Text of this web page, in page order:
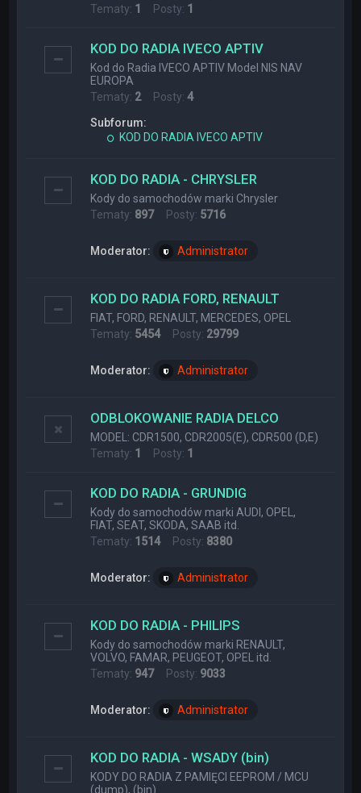
Tematy: 1 Posty: 1
KOD DO RADIA IVECO APTIV
Kod do Radia IVECO APTIV Model NIS NAV
EUROPA
Tematy: 2Posty:4
Subforum:
KOD DO RADIA IVECO APTIV
KOD DO RADIA - CHRYSLER
Kody do samochodów marki Chrysler
Tematy: 897Posty: 5716
Moderator: Administrator
KOD DO RADIA FORD, RENAULT
FIAT, FORD, RENAULT, MERCEDES, OPEL
Tematy: 5454Posty: 29799
Moderator: Administrator
ODBLOKOWANIE RADIA DELCO
MODEL: CDR1500, CDR2005(E), CDR500 (D,E)
Tematy: 1 Posty: 1
KOD DO RADIA - GRUNDIG
Kody do samochodów marki AUDI, OPEL,
FIAT, SEAT, SKODA, SAAB itd.
Tematy: 1514Posty: 8380
Moderator: Administrator
KOD DO RADIA - PHILIPS
Kody do samochodów marki RENAULT,
VOLVO, FAMAR, PEUGEOT, OPEL itd.
Tematy: 947Posty: 9033
Moderator: Administrator
KOD DO RADIA - WSADY (bin)
KODY DO RADIA Z PAMIĘCI EEPROM / MCU
(dump), (bin)